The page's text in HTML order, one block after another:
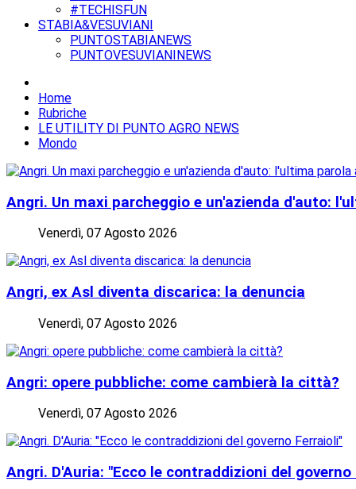
#TECHISFUN
STABIA&VESUVIANI
PUNTOSTABIANEWS
PUNTOVESUVIANINEWS
Home
Rubriche
LE UTILITY DI PUNTO AGRO NEWS
Mondo
Angri. Un maxi parcheggio e un'azienda d'auto:
Venerdì, 07 Agosto 2026
Angri, ex Asl diventa discarica: la denuncia
Venerdì, 07 Agosto 2026
Angri: opere pubbliche: come cambierà la città?
Venerdì, 07 Agosto 2026
Angri. D'Auria: "Ecco le contraddizioni del governo